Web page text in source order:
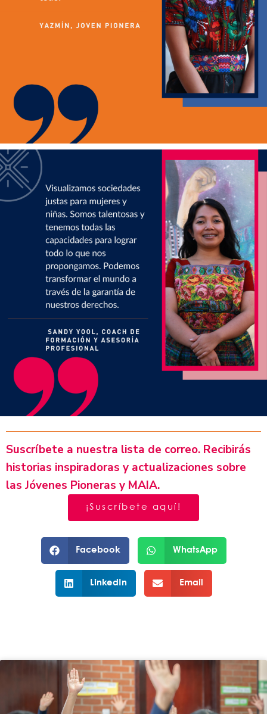
Suscríbete a nuestra lista de correo. Recibirás
historias inspiradoras y actualizaciones sobre
las Jóvenes Pioneras y MAIA.
¡Suscríbete aquí!
Facebook WhatsApp
LinkedIn Email